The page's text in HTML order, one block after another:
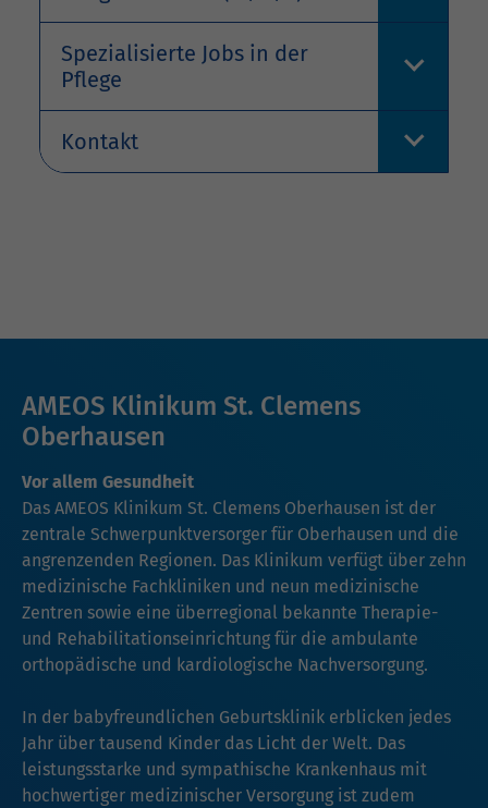
Spezialisierte Jobs in der
Pflege
Kontakt
AMEOS Klinikum St. Clemens
Oberhausen
Vor allem Gesundheit
Das AMEOS Klinikum St. Clemens Oberhausen ist der
zentrale Schwerpunktversorger für Oberhausen und die
angrenzenden Regionen. Das Klinikum verfügt über zehn
medizinische Fachkliniken und neun medizinische
Zentren sowie eine überregional bekannte Therapie-
und Rehabilitationseinrichtung für die ambulante
orthopädische und kardiologische Nachversorgung.
In der babyfreundlichen Geburtsklinik erblicken jedes
Jahr über tausend Kinder das Licht der Welt. Das
leistungsstarke und sympathische Krankenhaus mit
hochwertiger medizinischer Versorgung ist zudem